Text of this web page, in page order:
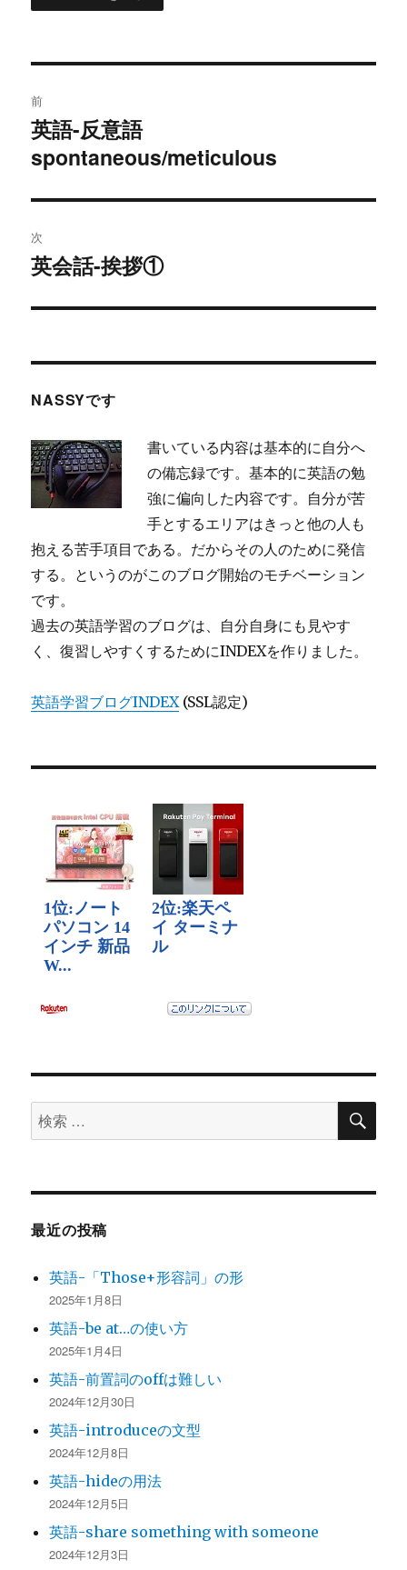
稿
ナ
ビ
ゲ
ー
シ
ン
前
過
去
投
稿:
英語-反意語
spontaneous/meticulous
次
次
投
英会話-挨拶①
NASSYです
書いている内容は基本的に自分へ
の備忘録です。基本的に英語の勉
強に偏向した内容です。自分が苦
手とするエリアはきっと他の人も
抱える苦手項目である。だからその人のために発信
する。というのがこのブログ開始のモチベーション
です。
過去の英語学習のブログは、自分自身にも見やす
く、復習しやすくするためにINDEXを作りました。
英語学習ブログINDEX(SSL認定)
検
索
象:
検
最近の投稿
英語-「Those+形容詞」の形
2025年1月8日
英語-be at…の使い方
2025年1月4日
英語-前置詞のoffは難しい
2024年12月30日
英語-introduceの文型
2024年12月8日
英語-hideの用法
2024年12月5日
英語-share something with someone
2024年12月3日